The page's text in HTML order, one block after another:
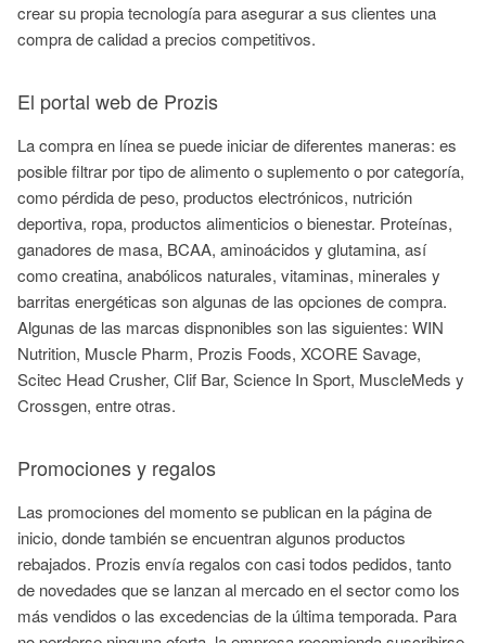
crear su propia tecnología para asegurar a sus clientes una
compra de calidad a precios competitivos.
El portal web de Prozis
La compra en línea se puede iniciar de diferentes maneras: es
posible filtrar por tipo de alimento o suplemento o por categoría,
como pérdida de peso, productos electrónicos, nutrición
deportiva, ropa, productos alimenticios o bienestar. Proteínas,
ganadores de masa, BCAA, aminoácidos y glutamina, así
como creatina, anabólicos naturales, vitaminas, minerales y
barritas energéticas son algunas de las opciones de compra.
Algunas de las marcas dispnonibles son las siguientes: WIN
Nutrition, Muscle Pharm, Prozis Foods, XCORE Savage,
Scitec Head Crusher, Clif Bar, Science In Sport, MuscleMeds y
Crossgen, entre otras.
Promociones y regalos
Las promociones del momento se publican en la página de
inicio, donde también se encuentran algunos productos
rebajados. Prozis envía regalos con casi todos pedidos, tanto
de novedades que se lanzan al mercado en el sector como los
más vendidos o las excedencias de la última temporada. Para